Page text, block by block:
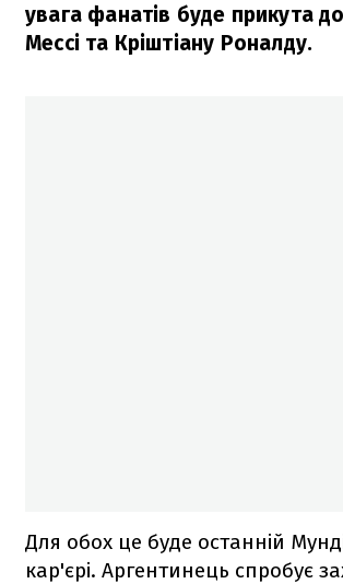
увага фанатів буде прикута
Мессі та Кріштіану Роналду.
Для обох це буде останній
кар'єрі. Аргентинець спробує